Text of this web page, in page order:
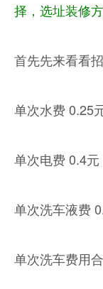
择，选址装修
首先先来看看
单次水费 0.25
单次电费 0.4元
单次洗车液费
单次洗车费用